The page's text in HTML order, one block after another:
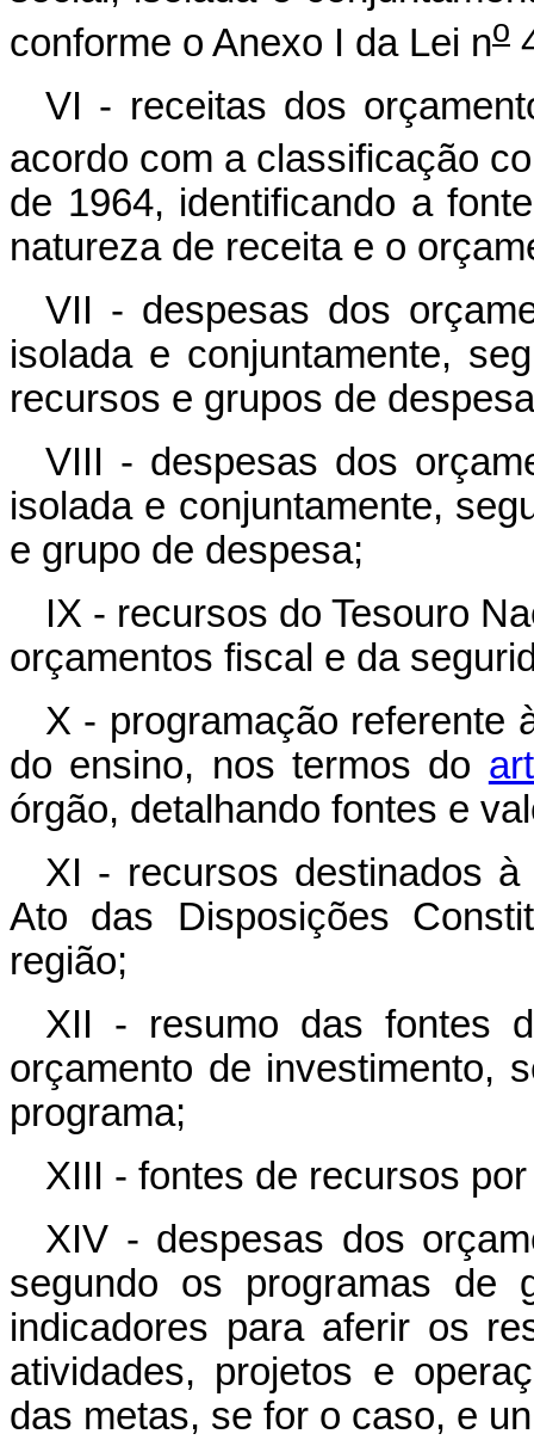
conforme o Anexo I da Lei no
VI - receitas dos
acordo com a classificação
de 1964, identificando a
natureza de receita e o
VII - despesas dos
isolada e conjuntamente,
recursos e grupos de
VIII - despesas dos
isolada e conjuntamente,
e grupo de despesa;
IX - recursos do Tesouro
orçamentos fiscal e da
X - programação referente
do ensino, nos termos do
órgão, detalhando fontes e
XI - recursos destinados
Ato das Disposições
região;
XII - resumo das fontes
orçamento de investimento,
programa;
XIII - fontes de recursos
XIV - despesas dos
segundo os programas de
indicadores para aferir os
atividades, projetos e
das metas, se for o caso, e